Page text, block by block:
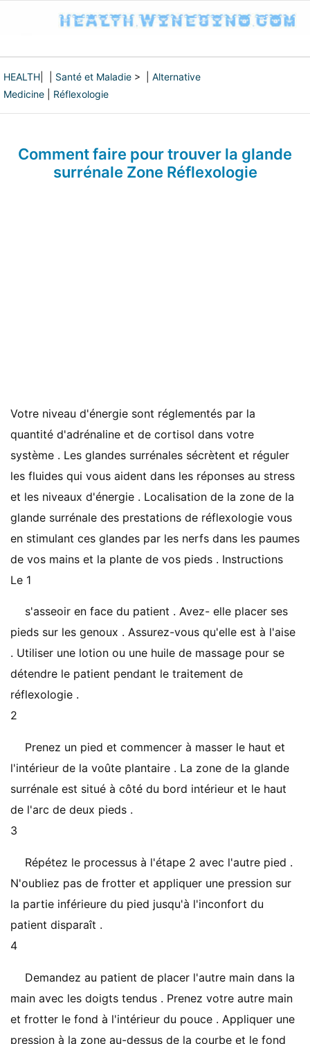
HEALTH Santé et Maladie > | Alternative
Medicine
Réflexologie
Comment faire pour trouver la glande
surrénale Zone Réflexologie
Votre niveau d'énergie sont réglementés par la
quantité d'adrénaline et de cortisol dans votre
système . Les glandes surrénales sécrètent et réguler
les fluides qui vous aident dans les réponses au stress
et les niveaux d'énergie . Localisation de la zone de la
glande surrénale des prestations de réflexologie vous
en stimulant ces glandes par les nerfs dans les paumes
de vos mains et la plante de vos pieds . Instructions
Le 1
s'asseoir en face du patient . Avez- elle placer ses
pieds sur les genoux . Assurez-vous qu'elle est à l'aise
. Utiliser une lotion ou une huile de massage pour se
détendre le patient pendant le traitement de
réflexologie .
2
Prenez un pied et commencer à masser le haut et
l'intérieur de la voûte plantaire . La zone de la glande
surrénale est situé à côté du bord intérieur et le haut
de l'arc de deux pieds .
3
Répétez le processus à l'étape 2 avec l'autre pied .
N'oubliez pas de frotter et appliquer une pression sur
la partie inférieure du pied jusqu'à l'inconfort du
patient disparaît .
4
Demandez au patient de placer l'autre main dans la
main avec les doigts tendus . Prenez votre autre main
et frotter le fond à l'intérieur du pouce . Appliquer une
pression à la zone au-dessus de la courbe et le fond